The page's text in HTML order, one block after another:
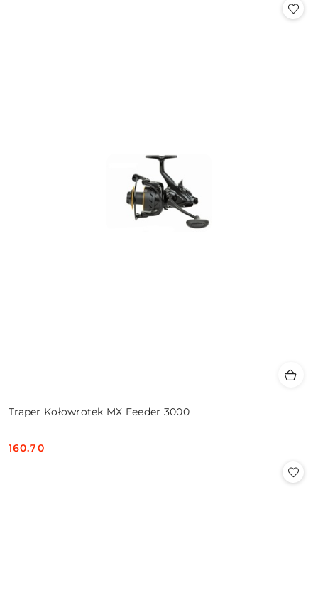
Traper Kołowrotek MX Feeder 3000
Cena:
160.70